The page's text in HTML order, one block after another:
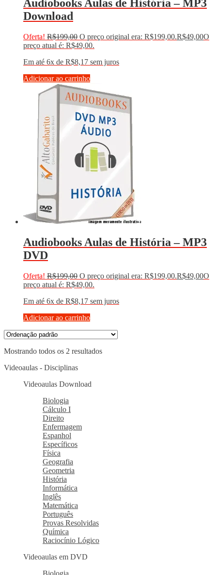
Audiobooks Aulas de História – MP3
Download
Oferta! R$199,00 O preço original era: R$199,00.R$49,00O
preço atual é: R$49,00.
Em até 6x de R$8,17 sem juros
Adicionar ao carrinho
Audiobooks Aulas de História – MP3
DVD
Oferta! R$199,00 O preço original era: R$199,00.R$49,00O
preço atual é: R$49,00.
Em até 6x de R$8,17 sem juros
Adicionar ao carrinho
Mostrando todos os 2 resultados
Videoaulas - Disciplinas
Videoaulas Download
Biologia
Cálculo I
Direito
Enfermagem
Espanhol
Específicos
Física
Geografia
Geometria
História
Informática
Inglês
Matemática
Português
Provas Resolvidas
Química
Raciocínio Lógico
Videoaulas em DVD
Biologia